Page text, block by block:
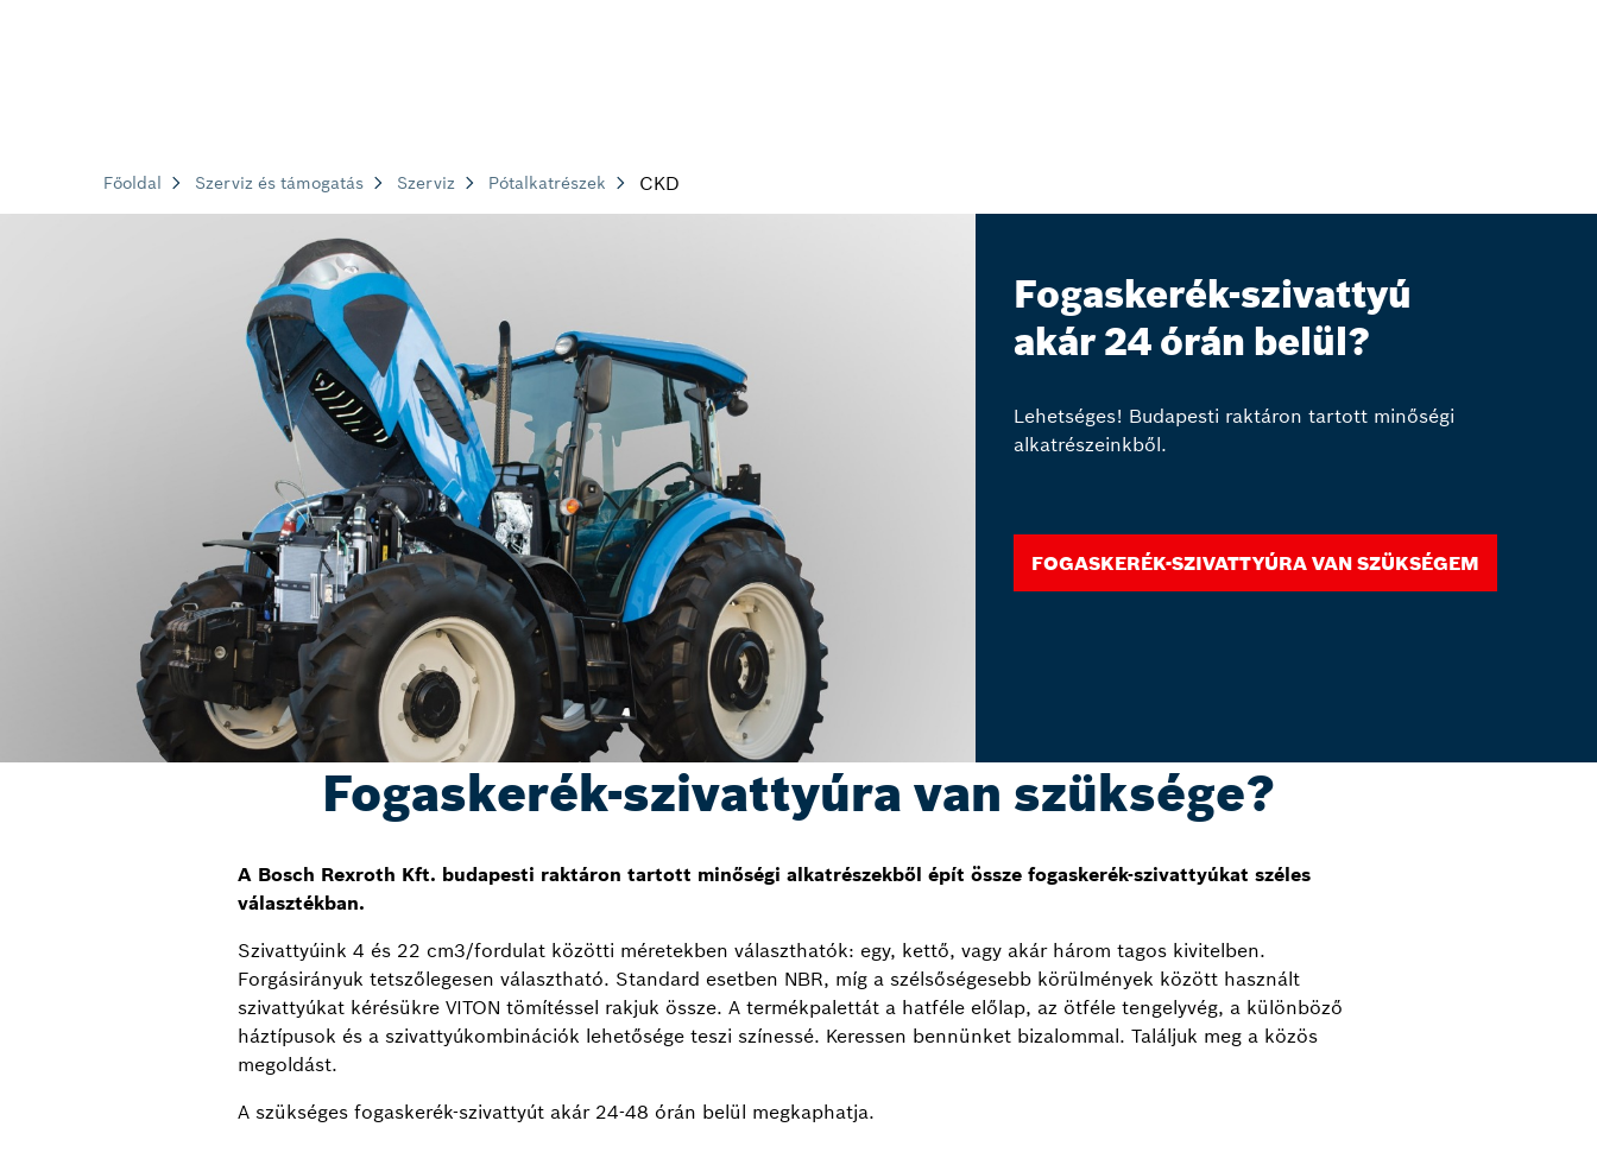
Főoldal Szerviz és támogatás Szerviz Pótalkatrészek CKD
Fogaskerék-szivattyú
akár 24 órán belül?
Lehetséges! Budapesti raktáron tartott minőségi
alkatrészeinkből.
Fogaskerék-szivattyúra van szükségem
Fogaskerék-szivattyúra van szüksége?
A Bosch Rexroth Kft. budapesti raktáron tartott minőségi alkatrészekből épít össze fogaskerék-szivattyúkat széles
választékban.
Szivattyúink 4 és 22 cm3/fordulat közötti méretekben választhatók: egy, kettő, vagy akár három tagos kivitelben.
Forgásirányuk tetszőlegesen választható. Standard esetben NBR, míg a szélsőségesebb körülmények között használt
szivattyúkat kérésükre VITON tömítéssel rakjuk össze. A termékpalettát a hatféle előlap, az ötféle tengelyvég, a különböző
háztípusok és a szivattyúkombinációk lehetősége teszi színessé. Keressen bennünket bizalommal. Találjuk meg a közös
megoldást.
A szükséges fogaskerék-szivattyút akár 24-48 órán belül megkaphatja.